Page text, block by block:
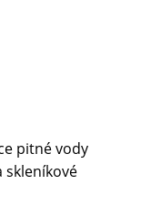
pitné vody
skleníkové